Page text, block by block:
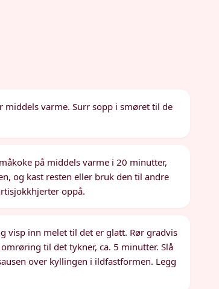
middels varme. Surr sopp i smøret til de
på middels varme i 20 minutter,
og kast resten eller bruk den til andre
oppå.
visp inn melet til det er glatt. Rør gradvis
til det tykner, ca. 5 minutter. Slå
over kyllingen i ildfastformen. Legg